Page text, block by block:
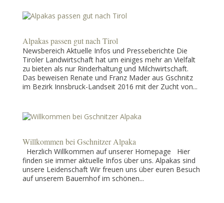
Alpakas passen gut nach Tirol
Newsbereich Aktuelle Infos und Presseberichte Die
Tiroler Landwirtschaft hat um einiges mehr an Vielfalt
zu bieten als nur Rinderhaltung und Milchwirtschaft.
Das beweisen Renate und Franz Mader aus Gschnitz
im Bezirk Innsbruck-Landseit 2016 mit der Zucht von...
Willkommen bei Gschnitzer Alpaka
Herzlich Willkommen auf unserer Homepage Hier
finden sie immer aktuelle Infos über uns. Alpakas sind
unsere Leidenschaft Wir freuen uns über euren Besuch
auf unserem Bauernhof im schönen...